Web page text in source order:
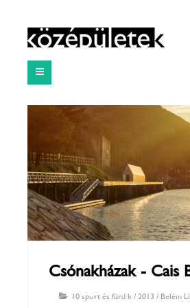
Csónakházak - Cais
10 sport és fürdők / 2013 / Belém